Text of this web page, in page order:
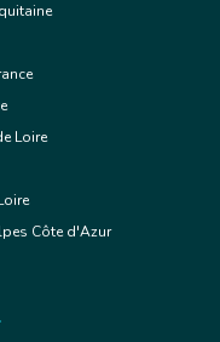
Loire
Côte d'Azur